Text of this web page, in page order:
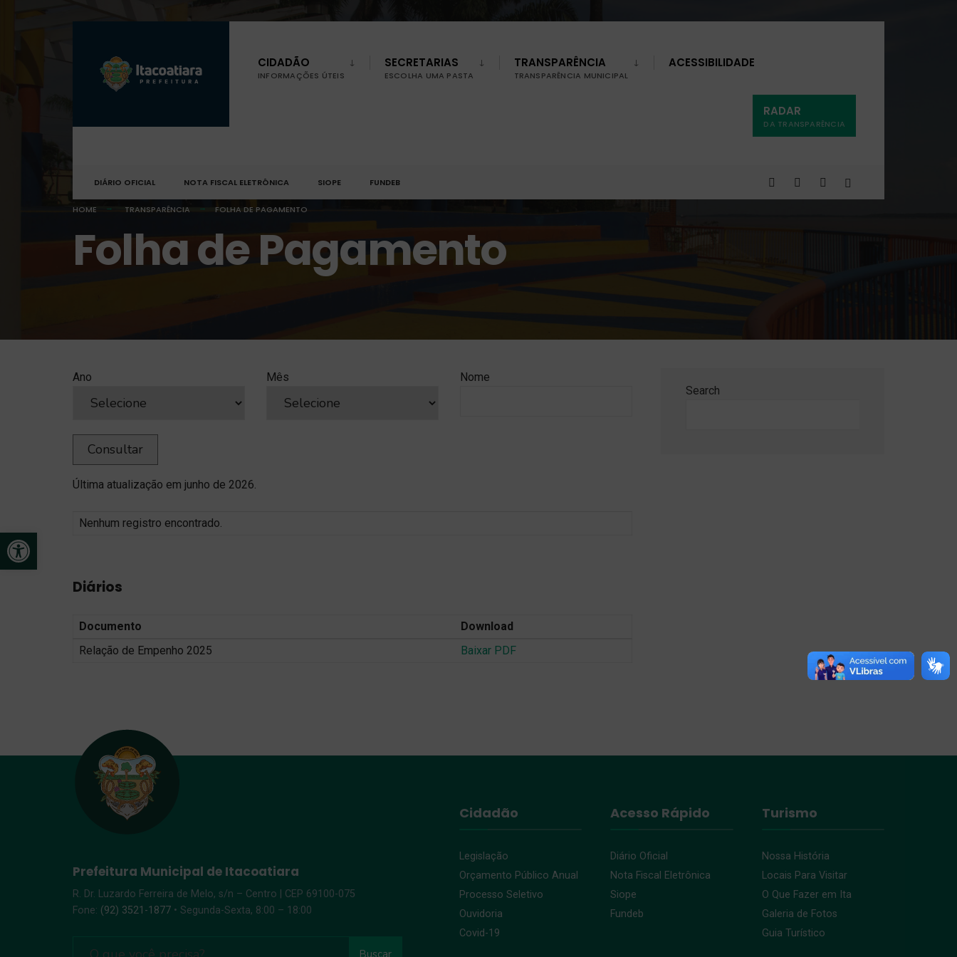
Open toolbar
CIDADÃO
INFORMAÇÕES ÚTEIS
SECRETARIAS
ESCOLHA UMA PASTA
TRANSPARÊNCIA
TRANSPARÊNCIA MUNICIPAL
ACESSIBILIDADE
RADAR
DA TRANSPARÊNCIA
DIÁRIO OFICIAL NOTA FISCAL ELETRÔNICA SIOPE FUNDEB
HOME TRANSPARÊNCIA FOLHA DE PAGAMENTO
Folha de Pagamento
Ano Mês Nome
Consultar
Última atualização em junho de 2026.
Nenhum registro encontrado.
Diários
Documento
Download
Relação de Empenho 2025
Baixar PDF
Search
Prefeitura Municipal de Itacoatiara
R. Dr. Luzardo Ferreira de Melo, s/n – Centro | CEP 69100-075
Fone: (92) 3521-1877 • Segunda-Sexta, 8:00 – 18:00
Buscar
Cidadão
Legislação
Orçamento Público Anual
Processo Seletivo
Ouvidoria
Covid-19
Acesso Rápido
Diário Oficial
Nota Fiscal Eletrônica
Siope
Fundeb
Turismo
Nossa História
Locais Para Visitar
O Que Fazer em Ita
Galeria de Fotos
Guia Turístico